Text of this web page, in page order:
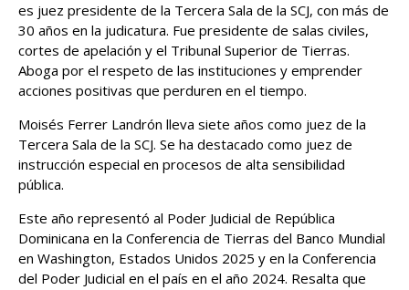
es juez presidente de la Tercera Sala de la SCJ, con más de
30 años en la judicatura. Fue presidente de salas civiles,
cortes de apelación y el Tribunal Superior de Tierras.
Aboga por el respeto de las instituciones y emprender
acciones positivas que perduren en el tiempo.
Moisés Ferrer Landrón lleva siete años como juez de la
Tercera Sala de la SCJ. Se ha destacado como juez de
instrucción especial en procesos de alta sensibilidad
pública.
Este año representó al Poder Judicial de República
Dominicana en la Conferencia de Tierras del Banco Mundial
en Washington, Estados Unidos 2025 y en la Conferencia
del Poder Judicial en el país en el año 2024. Resalta que